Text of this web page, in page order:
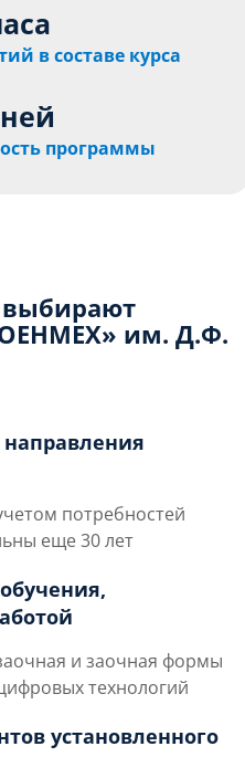
в составе курса
программы
им. Д.Ф.
потребностей
еще 30 лет
и заочная формы
технологий
установленного